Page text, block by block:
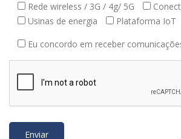
Rede wireless / 3G / 4g/ 5G
Usinas de energia
Plataforma IoT
Eu concordo em receber